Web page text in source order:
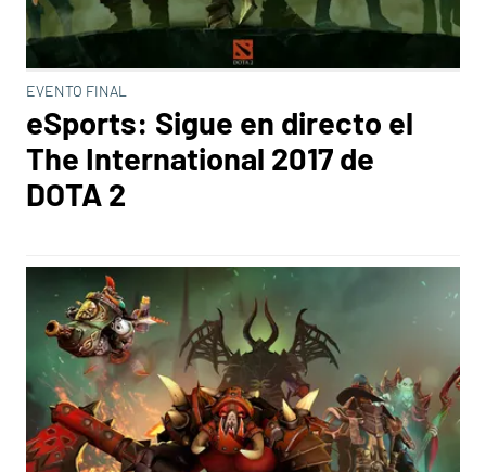
EVENTO FINAL
eSports: Sigue en directo el
The International 2017 de
DOTA 2